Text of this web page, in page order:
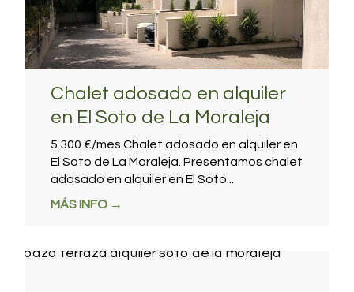
Chalet adosado en alquiler
en El Soto de La Moraleja
5.300 €/mes Chalet adosado en alquiler en
El Soto de La Moraleja. Presentamos chalet
adosado en alquiler en El Soto...
MÁS INFO →